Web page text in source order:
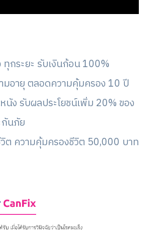
ทุกระยะ รับเงินก้อน 100%
มอายุ ตลอดความคุ้มครอง 10 ปี
นัง รับผลประโยชน์เพิ่ม 20% ของ
กันภัย
ต ความคุ้มครองชีวิต 50,000 บาท